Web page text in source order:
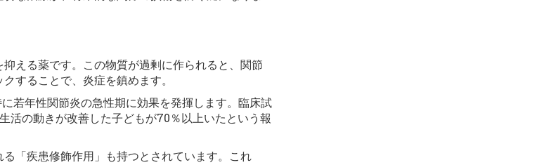
える薬です。この物質が過剰に作られると、関節
することで、炎症を鎮めます。
若年性関節炎の急性期に効果を発揮します。臨床試
活の動きが改善した子どもが70％以上いたという報
「疾患修飾作用」も持つとされています。これ